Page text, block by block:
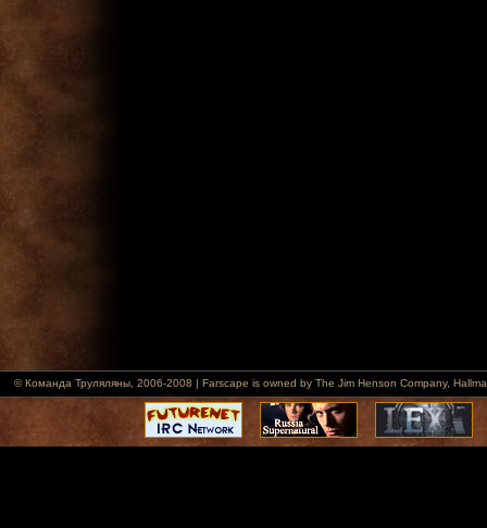
© Команда Труляляны, 2006-2008 | Farscape is owned by The Jim Henson Company,